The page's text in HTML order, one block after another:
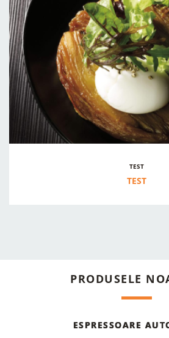
TEST
TEST
PRODUSELE
ESPRESSOARE